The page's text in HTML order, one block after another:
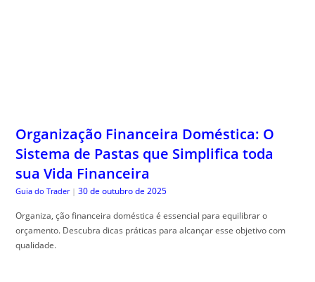
Organização Financeira Doméstica: O
Sistema de Pastas que Simplifica toda
sua Vida Financeira
Guia do Trader | 30 de outubro de 2025
Organiza, ção financeira doméstica é essencial para equilibrar o
orçamento. Descubra dicas práticas para alcançar esse objetivo com
qualidade.